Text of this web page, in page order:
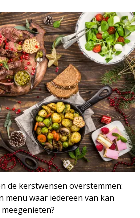
de kerstwensen overstemmen:
menu waar iedereen van kan
meegenieten?